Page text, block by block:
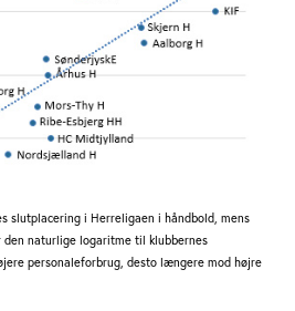
slutplacering i Herreligaen i håndbold, mens
naturlige logaritme til klubbernes
personaleforbrug, desto længere mod højre